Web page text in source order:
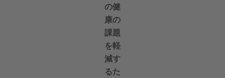
の健
康の
課題
を軽
減す
るた